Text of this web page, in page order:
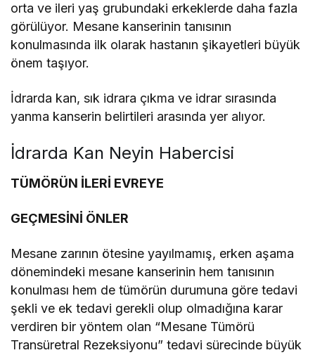
orta ve ileri yaş grubundaki erkeklerde daha fazla
görülüyor. Mesane kanserinin tanısının
konulmasında ilk olarak hastanın şikayetleri büyük
önem taşıyor.
İdrarda kan, sık idrara çıkma ve idrar sırasında
yanma kanserin belirtileri arasında yer alıyor.
İdrarda Kan Neyin Habercisi
TÜMÖRÜN İLERİ EVREYE
GEÇMESİNİ ÖNLER
Mesane zarının ötesine yayılmamış, erken aşama
dönemindeki mesane kanserinin hem tanısının
konulması hem de tümörün durumuna göre tedavi
şekli ve ek tedavi gerekli olup olmadığına karar
verdiren bir yöntem olan “Mesane Tümörü
Transüretral Rezeksiyonu” tedavi sürecinde büyük